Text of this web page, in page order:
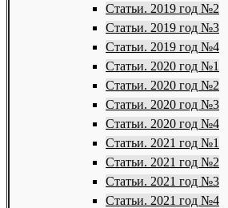
Статьи. 2019 год №2
Статьи. 2019 год №3
Статьи. 2019 год №4
Статьи. 2020 год №1
Статьи. 2020 год №2
Статьи. 2020 год №3
Статьи. 2020 год №4
Статьи. 2021 год №1
Статьи. 2021 год №2
Статьи. 2021 год №3
Статьи. 2021 год №4